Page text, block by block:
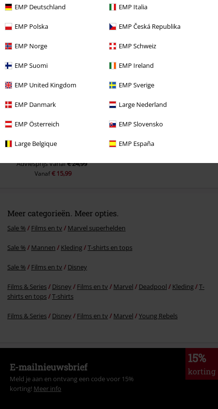
EMP Deutschland EMP Italia
EMP Polska EMP Česká Republika
EMP Norge EMP Schweiz
EMP Suomi EMP Ireland
EMP United Kingdom EMP Sverige
EMP Danmark Large Nederland
EMP Österreich EMP Slovensko
Large Belgique EMP España
AdviesprijsVanaf€ 24,99
Vanaf€ 15,99
Meer categorieën. Meer opties.
Sale % Films en tv Marvel superhelden
Sale % Mannen Kleding T-shirts en tops
Sale % Films en tv Disney
Films & Series Disney Films en tv Marvel Deadpool Kleding
T-
shirts en tops
T-shirts
Films & Series Disney Films en tv Marvel Young Rebels
15%
korting
E-mailnieuwsbrief
Meld je aan en ontvang een code voor 15%
korting! Meer info